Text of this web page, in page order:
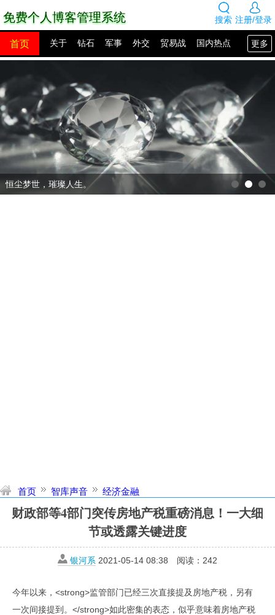
注册/登录
搜索
免费个人博客管理系统
更多
首页 关于 钻石 军事 外交 贸易战 国内热点
网站模板 源码下载 创业赚钱 图片展示 留言板
恒尘梦世，璀璨人生。
首页 智库声音 经济金融
财政部等4部门突传房地产税重磅消息！一大细
节或透露关键进度
银河系 2021-05-14 08:38 阅读： 242
今年以来，<strong>监管部门已经三次直接提及房地产税，另有
一次间接提到。</strong>如此密集的表态，似乎意味着房地产税